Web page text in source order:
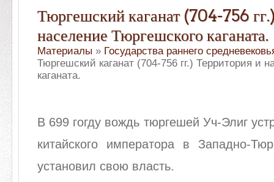
Тюргешский каганат (704-756
население Тюргешского каганата.
Материалы » Государства раннего
Тюргешский каганат (704-756 гг.) Территория и
каганата.
В 699 гогду вождь тюргешей Уч-Элиг
китайского императора в Западно-
установил свою власть.